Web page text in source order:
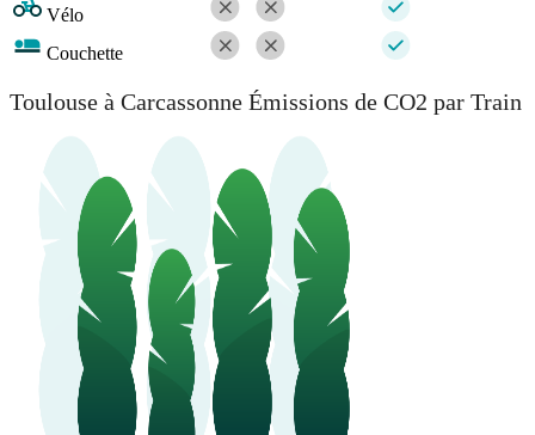
Vélo
Couchette
Toulouse à Carcassonne Émissions de CO2 par Train